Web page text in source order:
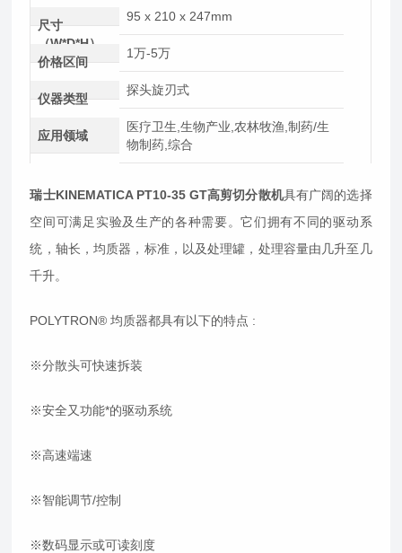
尺寸
（W*D*H）
95 x 210 x 247mm
价格区间
1万-5万
仪器类型
探头旋刃式
应用领域
医疗卫生,生物产业,农林牧渔,制药/生
物制药,综合
瑞士KINEMATICA PT10-35 GT高剪切分散机具有广阔的选择
空间可满足实验及生产的各种需要。它们拥有不同的驱动系
统，轴长，均质器，标准，以及处理罐，处理容量由几升至几
千升。
POLYTRON® 均质器都具有以下的特点 :
※分散头可快速拆装
※安全又功能*的驱动系统
※高速端速
※智能调节/控制
※数码显示或可读刻度